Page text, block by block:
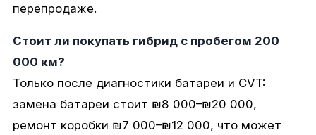
перепродаже.
Стоит ли покупать гибрид с пробегом 200
000 км?
Только после диагностики батареи и CVT:
замена батареи стоит ₪8 000–₪20 000,
ремонт коробки ₪7 000–₪12 000, что может